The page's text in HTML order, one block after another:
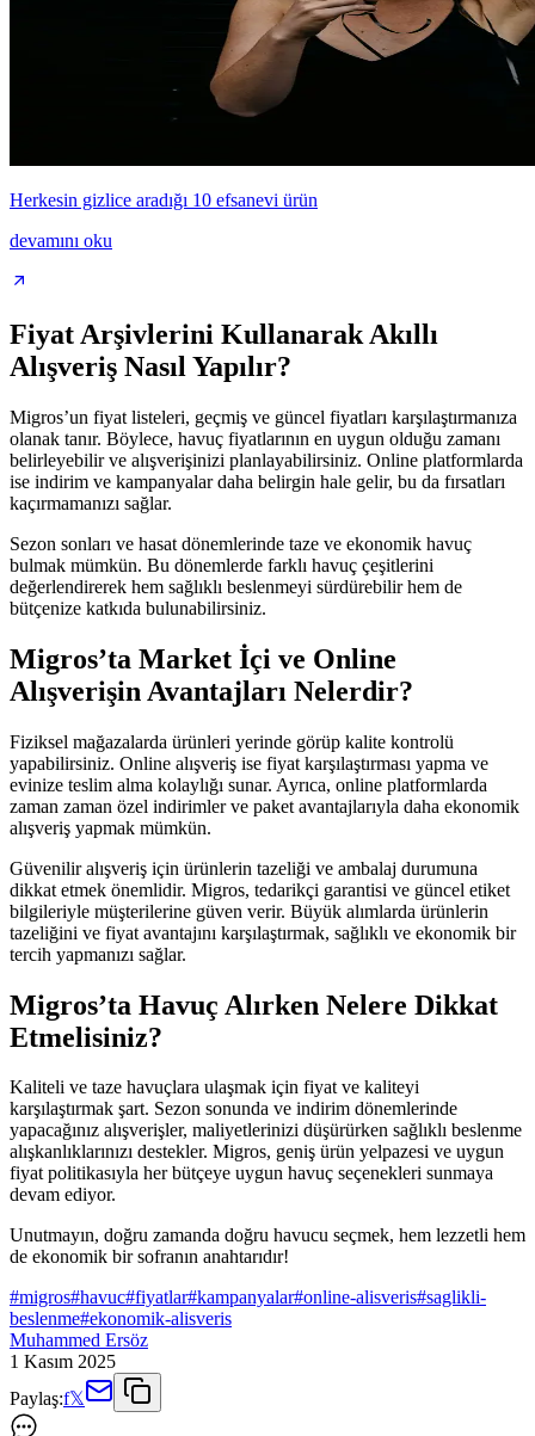
Herkesin gizlice aradığı 10 efsanevi ürün
devamını oku
Fiyat Arşivlerini Kullanarak Akıllı
Alışveriş Nasıl Yapılır?
Migros’un fiyat listeleri, geçmiş ve güncel fiyatları karşılaştırmanıza
olanak tanır. Böylece, havuç fiyatlarının en uygun olduğu zamanı
belirleyebilir ve alışverişinizi planlayabilirsiniz. Online platformlarda
ise indirim ve kampanyalar daha belirgin hale gelir, bu da fırsatları
kaçırmamanızı sağlar.
Sezon sonları ve hasat dönemlerinde taze ve ekonomik havuç
bulmak mümkün. Bu dönemlerde farklı havuç çeşitlerini
değerlendirerek hem sağlıklı beslenmeyi sürdürebilir hem de
bütçenize katkıda bulunabilirsiniz.
Migros’ta Market İçi ve Online
Alışverişin Avantajları Nelerdir?
Fiziksel mağazalarda ürünleri yerinde görüp kalite kontrolü
yapabilirsiniz. Online alışveriş ise fiyat karşılaştırması yapma ve
evinize teslim alma kolaylığı sunar. Ayrıca, online platformlarda
zaman zaman özel indirimler ve paket avantajlarıyla daha ekonomik
alışveriş yapmak mümkün.
Güvenilir alışveriş için ürünlerin tazeliği ve ambalaj durumuna
dikkat etmek önemlidir. Migros, tedarikçi garantisi ve güncel etiket
bilgileriyle müşterilerine güven verir. Büyük alımlarda ürünlerin
tazeliğini ve fiyat avantajını karşılaştırmak, sağlıklı ve ekonomik bir
tercih yapmanızı sağlar.
Migros’ta Havuç Alırken Nelere Dikkat
Etmelisiniz?
Kaliteli ve taze havuçlara ulaşmak için fiyat ve kaliteyi
karşılaştırmak şart. Sezon sonunda ve indirim dönemlerinde
yapacağınız alışverişler, maliyetlerinizi düşürürken sağlıklı beslenme
alışkanlıklarınızı destekler. Migros, geniş ürün yelpazesi ve uygun
fiyat politikasıyla her bütçeye uygun havuç seçenekleri sunmaya
devam ediyor.
Unutmayın, doğru zamanda doğru havucu seçmek, hem lezzetli hem
de ekonomik bir sofranın anahtarıdır!
#migros#havuc#fiyatlar#kampanyalar#online-alisveris#saglikli-
beslenme#ekonomik-alisveris
Muhammed Ersöz
1 Kasım 2025
Paylaş:f𝕏